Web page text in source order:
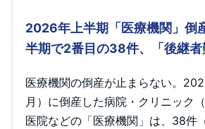
2026年上半期「医療機関」
半期で2番目の38件、「後継者
医療機関の倒産が止まらない。
月）に倒産した病院・クリニック
医院などの「医療機関」は、38件